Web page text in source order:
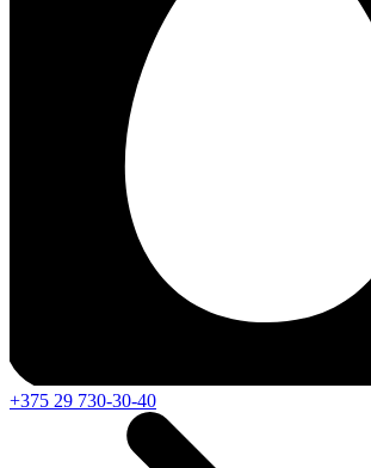
+375 29 730-30-40